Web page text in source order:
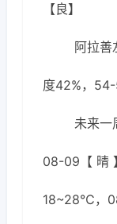
【良】
阿拉
度42%，54-
未来
08-09【 晴
18~28℃，